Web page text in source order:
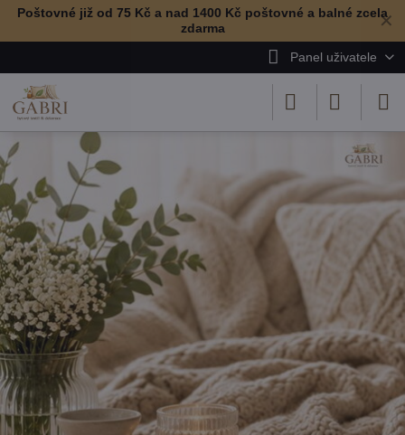
✕
Poštovné již od 75 Kč a nad 1400 Kč poštovné a balné zcela
zdarma
Panel uživatele